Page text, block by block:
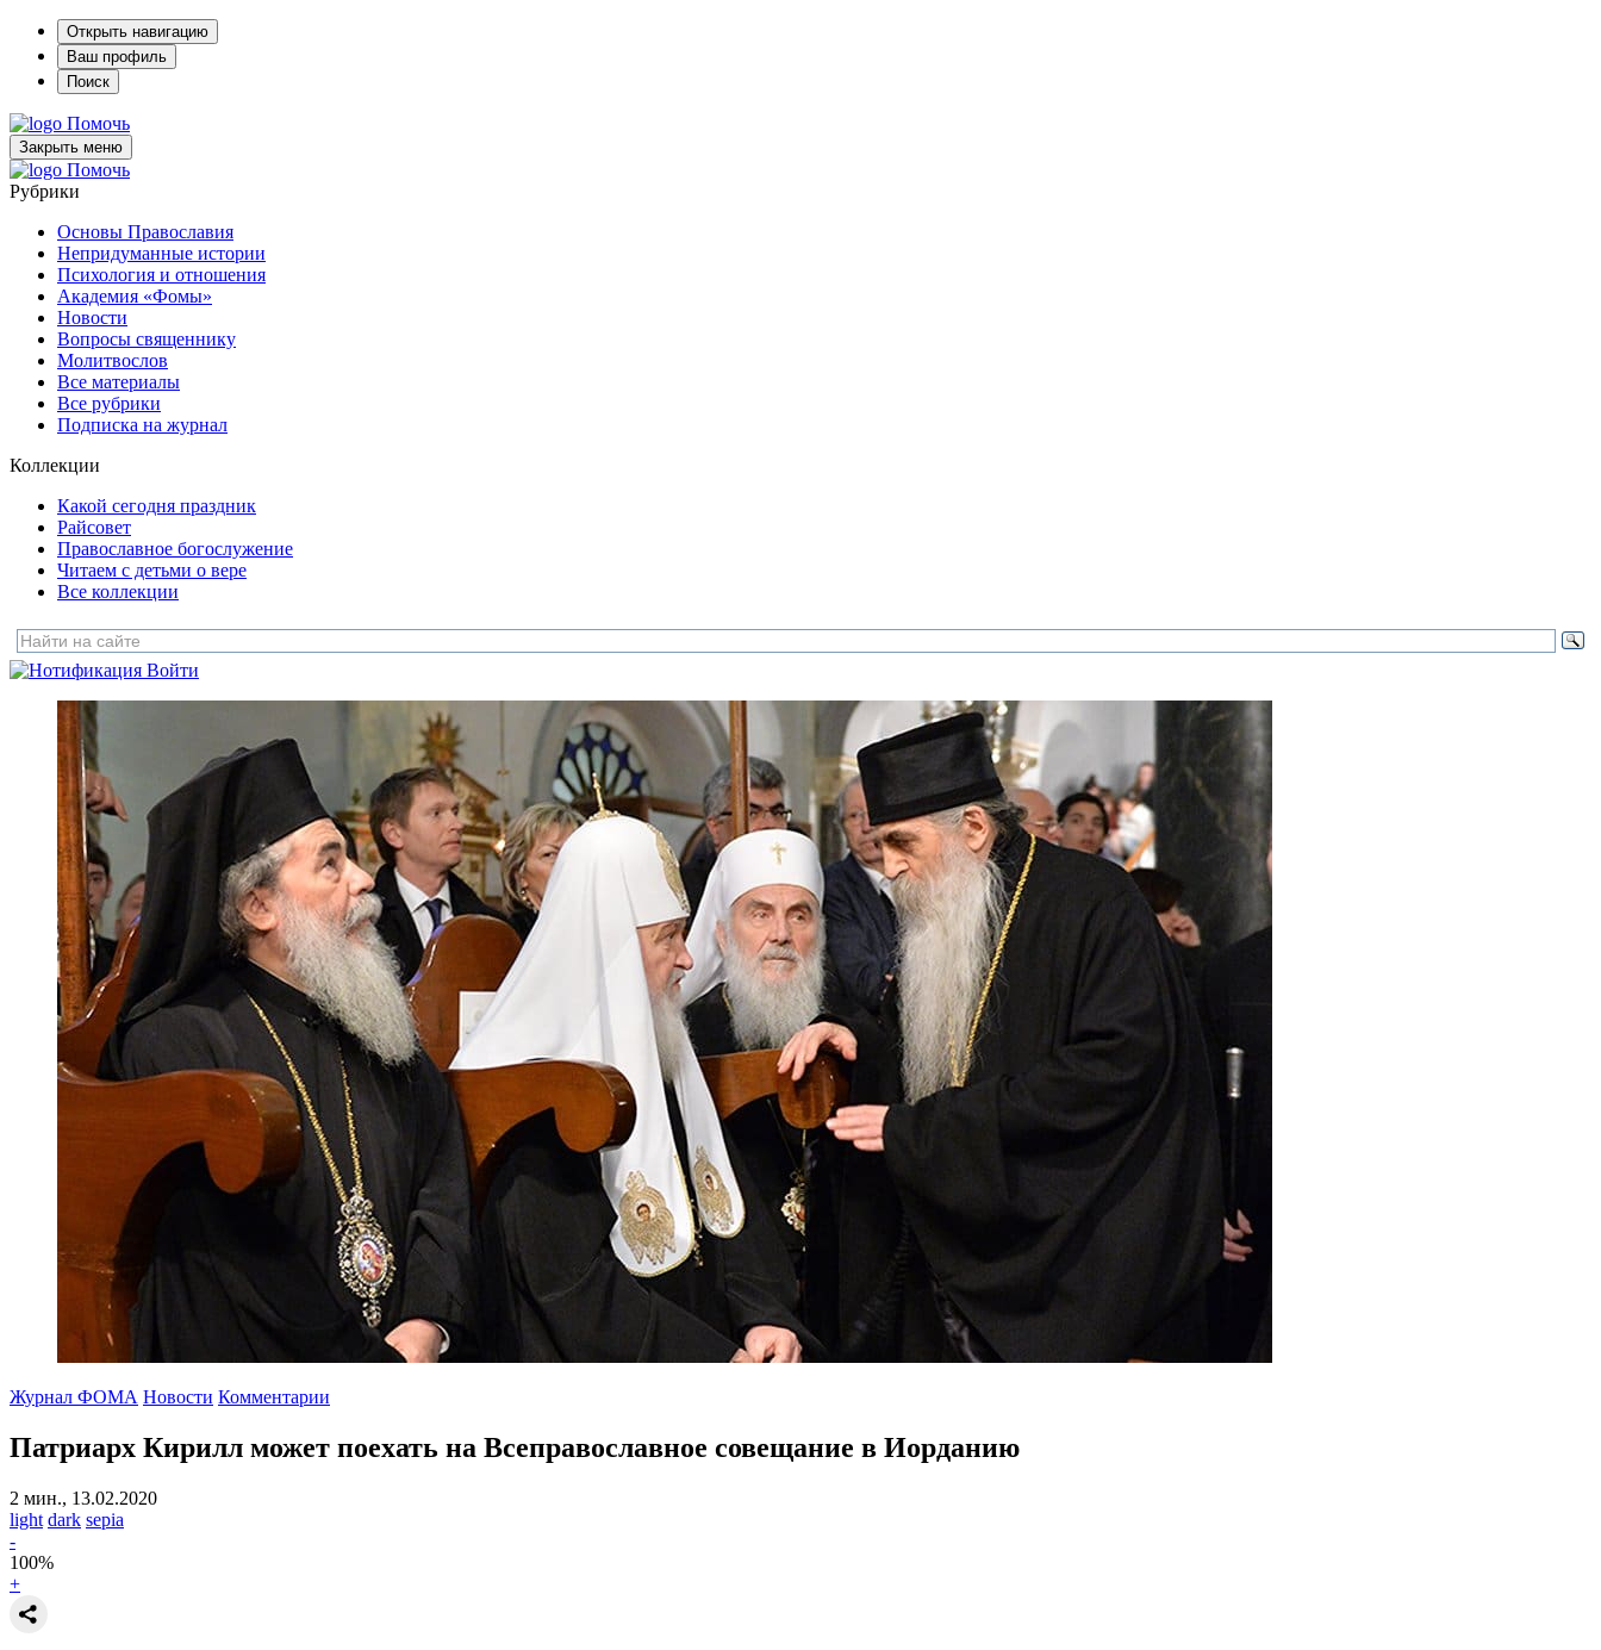
Открыть навигацию
Ваш профиль
Поиск
Помочь
Закрыть меню
Помочь
Рубрики
Основы Православия
Непридуманные истории
Психология и отношения
Академия «Фомы»
Новости
Вопросы священнику
Молитвослов
Все материалы
Все рубрики
Подписка на журнал
Коллекции
Какой сегодня праздник
Райсовет
Православное богослужение
Читаем с детьми о вере
Все коллекции
Войти
Журнал ФОМА Новости Комментарии
Патриарх Кирилл может поехать на Всеправославное совещание в Иорданию
2 мин., 13.02.2020
light dark sepia
-
100%
+